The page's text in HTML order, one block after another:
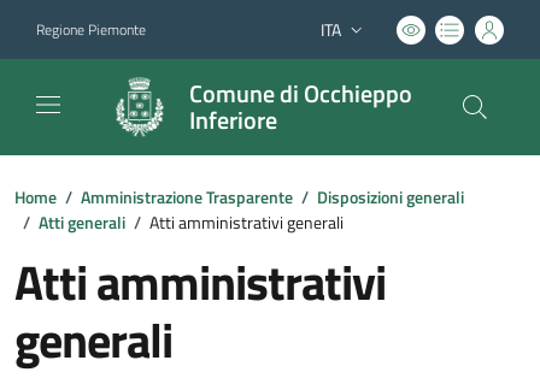
Regione Piemonte Lingua attiva:
ITA
Comune di Occhieppo
Inferiore
Home / Amministrazione Trasparente / Disposizioni generali
/ Atti generali / Atti amministrativi generali
Atti amministrativi
generali